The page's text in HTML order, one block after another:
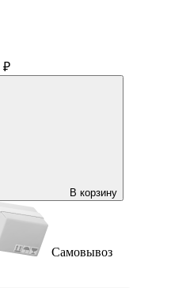
₽
В корзину
Самовывоз